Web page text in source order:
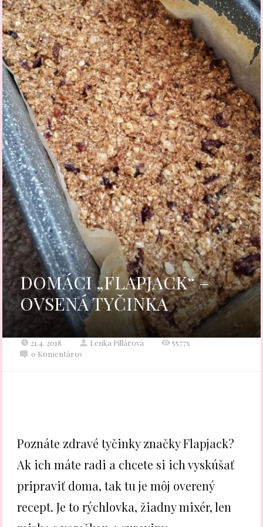
DOMÁCI „FLAPJACK“ –
OVSENÁ TYČINKA
21.4. 2018 Lenka Pillárová
5577x
0 Komentárov
Poznáte zdravé tyčinky značky Flapjack?
Ak ich máte radi a chcete si ich vyskúšať
pripraviť doma, tak tu je môj overený
recept. Je to rýchlovka, žiadny mixér, len